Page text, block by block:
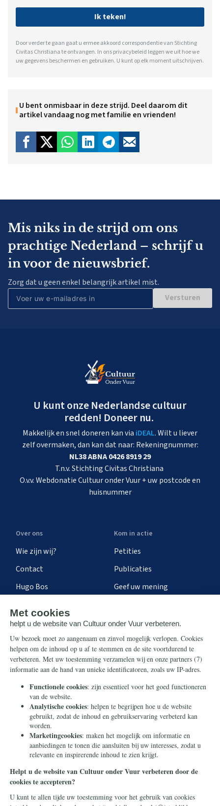
Ik teken!
Door verder te gaan gaat u ermee akkoord correspondentie van Stichting
Civitas Christiana te ontvangen. In onsprivacybeleid leggen we uit hoe we
uw gegevens beschermen en gebruiken. U kunt op elk moment uitschrijven.
U bent onmisbaar in deze strijd. Deel daarom dit
artikel vandaag nog met familie en vrienden!
Mis niks in de strijd om ons
prachtige Nederland – schrijf u
in voor de nieuwsbrief.
Zorg dat u geen enkel belangrijk artikel mist.
Versturen
U kunt onze Nederlandse cultuur
redden! Doneer nu.
Makkelijk en snel doneren kan via iDEAL. Wilt u liever
zelf overmaken, dan kan dat naar: Rekeningnummer:
NL38 ABNA 0426 8919 29
T.n.v. Stichting Civitas Christiana
O.v.v. Webdonatie Cultuur onder Vuur + uw postcode en
huisnummer
Over ons
Wie zijn wij?
Contact
Hugo Bos
Kom in actie
Petities
Publicaties
Geef uw mening
Steun ons
Nieuwsbrief
Eenmalig
Maandelijks
Periodiek
Nalaten
Zelf overschrijven
Info
Contact
Ontvang onze Telegram-
berichten